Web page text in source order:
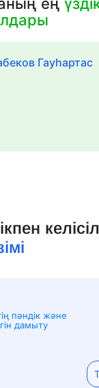
Гауһартас
пәндік және
дамыту